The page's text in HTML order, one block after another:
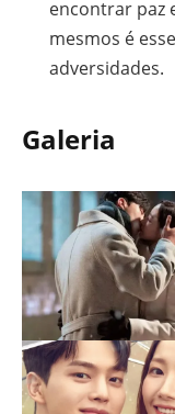
encontrar paz
mesmos é
adversidades.
Galeria